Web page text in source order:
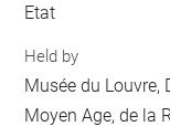
Etat
Held by
Musée du Louvre,
Moyen Age, de la